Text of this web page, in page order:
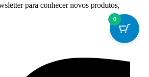
para conhecer novos produtos,
0